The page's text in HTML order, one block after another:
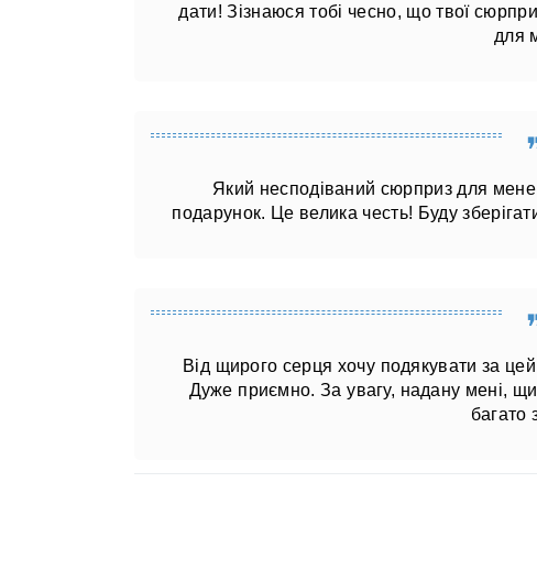
дати! Зізнаюся тобі чесно, що твої
для
Який несподіваний сюрприз для
подарунок. Це велика честь! Буду
Від щирого серця хочу подякувати за
Дуже приємно. За увагу, надану мені,
багато